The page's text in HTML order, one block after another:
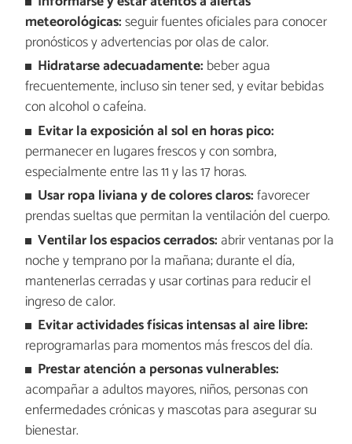
meteorológicas:seguir fuentes oficiales para conocer
pronósticos y advertencias por olas de calor.
Hidratarse adecuadamente: beber agua
frecuentemente, incluso sin tener sed, y evitar bebidas
con alcohol o cafeína.
Evitar la exposición al sol en horas pico:
permanecer en lugares frescos y con sombra,
especialmente entre las 11 y las 17 horas.
Usar ropa liviana y de colores claros:favorecer
prendas sueltas que permitan la ventilación del cuerpo.
Ventilar los espacios cerrados: abrir ventanas por la
noche y temprano por la mañana; durante el día,
mantenerlas cerradas y usar cortinas para reducir el
ingreso de calor.
Evitar actividades físicas intensas al aire libre:
reprogramarlas para momentos más frescos del día.
Prestar atención a personas vulnerables:
acompañar a adultos mayores, niños, personas con
enfermedades crónicas y mascotas para asegurar su
bienestar.